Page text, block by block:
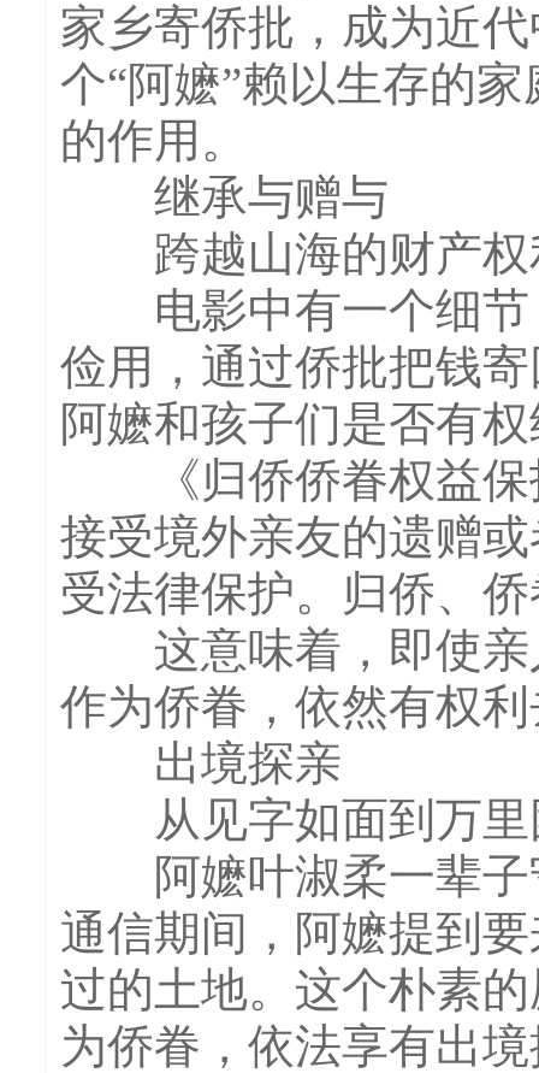
家乡寄侨批，成为近
个“阿嬷”赖以生存的
的作用。
继承与赠与
跨越山海的财产权
电影中有一个细节
俭用，通过侨批把钱
阿嬷和孩子们是否有
《归侨侨眷权益保
接受境外亲友的遗赠
受法律保护。归侨、
这意味着，即使亲
作为侨眷，依然有权
出境探亲
从见字如面到万里
阿嬷叶淑柔一辈子
通信期间，阿嬷提到
过的土地。这个朴素
为侨眷，依法享有出